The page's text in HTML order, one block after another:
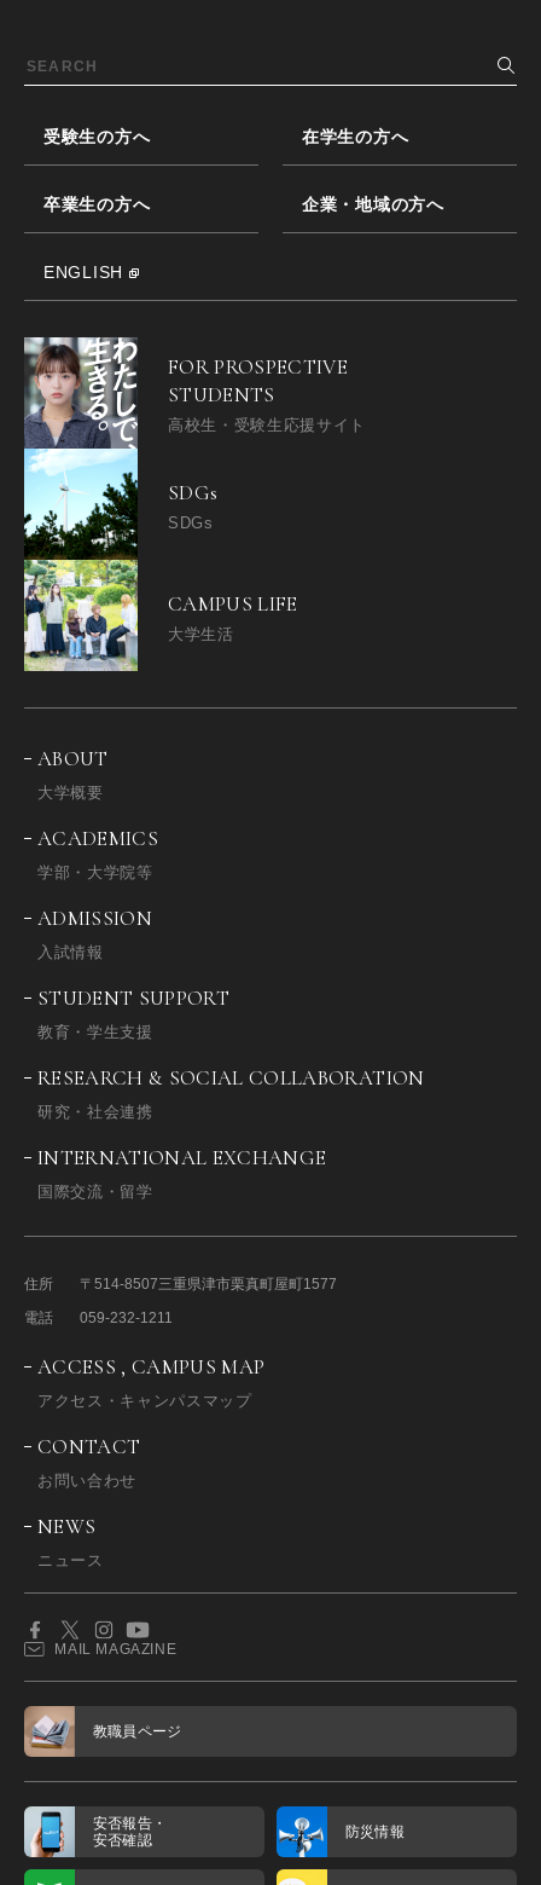
受験生の方へ 在学生の方へ
卒業生の方へ 企業・地域の方へ
ENGLISH
FOR PROSPECTIVE
STUDENTS
高校生・受験生応援サイト
SDGs
SDGs
CAMPUS LIFE
大学生活
ABOUT
大学概要
ACADEMICS
学部・大学院等
ADMISSION
入試情報
STUDENT SUPPORT
教育・学生支援
RESEARCH & SOCIAL COLLABORATION
研究・社会連携
INTERNATIONAL EXCHANGE
国際交流・留学
住所 〒514-8507三重県津市栗真町屋町1577
電話
059-232-1211
ACCESS , CAMPUS MAP
アクセス・キャンパスマップ
CONTACT
お問い合わせ
NEWS
ニュース
MAIL MAGAZINE
教職員ページ
安否報告・
安否確認
防災情報